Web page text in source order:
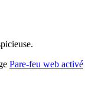
Pare-feu web activé